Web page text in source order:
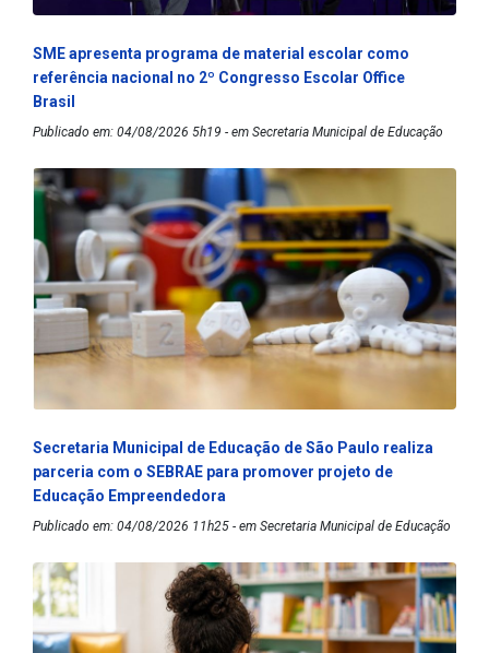
SME apresenta programa de material escolar como
referência nacional no 2º Congresso Escolar Office
Brasil
Publicado em: 04/08/2026 5h19 - em Secretaria Municipal de Educação
Secretaria Municipal de Educação de São Paulo realiza
parceria com o SEBRAE para promover projeto de
Educação Empreendedora
Publicado em: 04/08/2026 11h25 - em Secretaria Municipal de Educação